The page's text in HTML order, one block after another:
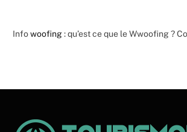
Infowoofing: qu’est ce que le Wwoofing ?